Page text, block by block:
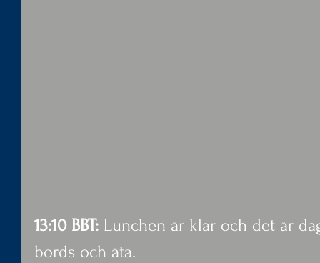
13:10 BBT: Lunchen är klar och det är
bords och äta.